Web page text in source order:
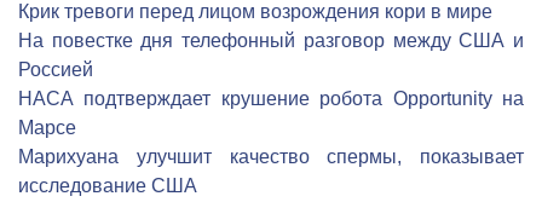
Крик тревоги перед лицом возрождения кори в мире
На повестке дня телефонный разговор между США и
Россией
НАСА подтверждает крушение робота Opportunity на
Марсе
Марихуана улучшит качество спермы, показывает
исследование США